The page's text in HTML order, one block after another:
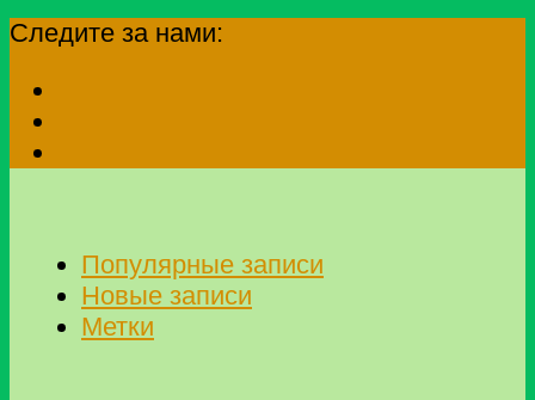
Следите за нами:
Популярные записи
Новые записи
Метки